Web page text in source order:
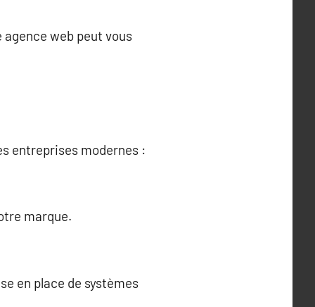
web peut vous
entreprises modernes :
marque.
en place de systèmes